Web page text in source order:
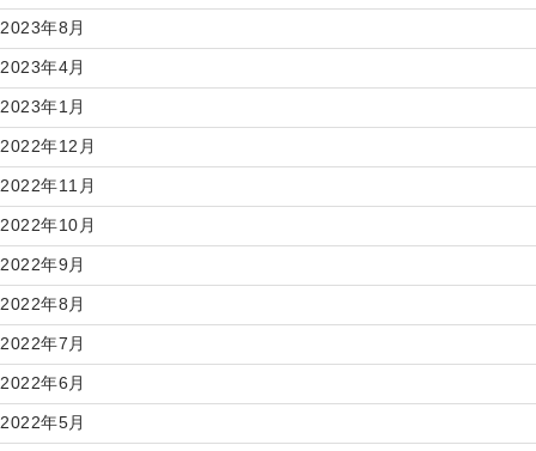
2023年8月
2023年4月
2023年1月
2022年12月
2022年11月
2022年10月
2022年9月
2022年8月
2022年7月
2022年6月
2022年5月